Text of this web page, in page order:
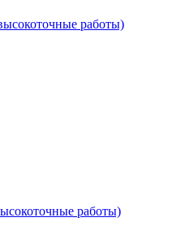
работы)
работы)